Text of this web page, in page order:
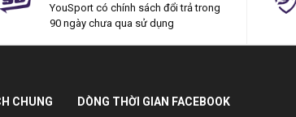
YouSport có chính sách đổi trả trong
90 ngày chưa qua sử dụng
CHUNG DÒNG THỜI GIAN FACEBOOK